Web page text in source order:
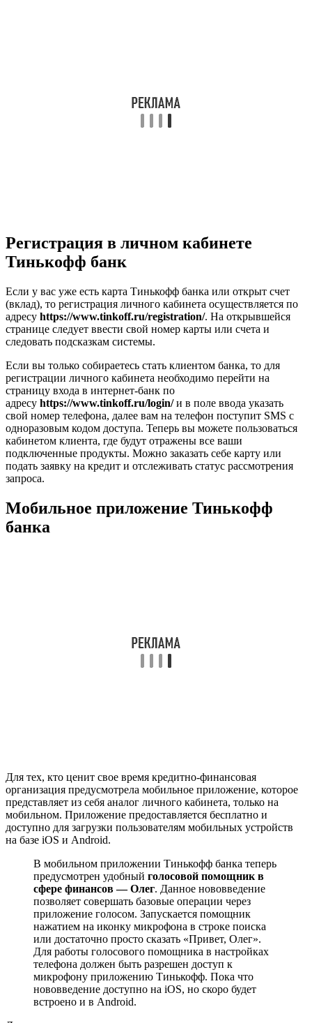
Регистрация в личном кабинете
Тинькофф банк
Если у вас уже есть карта Тинькофф банка или открыт счет
(вклад), то регистрация личного кабинета осуществляется по
адресу https://www.tinkoff.ru/registration/. На открывшейся
странице следует ввести свой номер карты или счета и
следовать подсказкам системы.
Если вы только собираетесь стать клиентом банка, то для
регистрации личного кабинета необходимо перейти на
страницу входа в интернет-банк по
адресу https://www.tinkoff.ru/login/и в поле ввода указать
свой номер телефона, далее вам на телефон поступит SMS с
одноразовым кодом доступа. Теперь вы можете пользоваться
кабинетом клиента, где будут отражены все ваши
подключенные продукты. Можно заказать себе карту или
подать заявку на кредит и отслеживать статус рассмотрения
запроса.
Мобильное приложение Тинькофф
банка
Для тех, кто ценит свое время кредитно-финансовая
организация предусмотрела мобильное приложение, которое
представляет из себя аналог личного кабинета, только на
мобильном. Приложение предоставляется бесплатно и
доступно для загрузки пользователям мобильных устройств
на базе iOS и Android.
В мобильном приложении Тинькофф банка теперь
предусмотрен удобный голосовой помощник в
сфере финансов — Олег. Данное нововведение
позволяет совершать базовые операции через
приложение голосом. Запускается помощник
нажатием на иконку микрофона в строке поиска
или достаточно просто сказать «Привет, Олег».
Для работы голосового помощника в настройках
телефона должен быть разрешен доступ к
микрофону приложению Тинькофф. Пока что
нововведение доступно на iOS, но скоро будет
встроено и в Android.